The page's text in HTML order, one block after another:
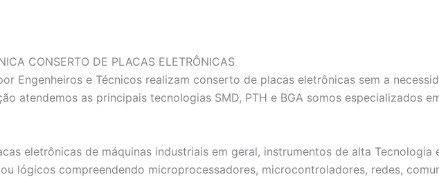
CONSERTO DE PLACAS ELETRÔNICAS
Engenheiros e Técnicos realizam conserto de placas eletrônicas sem a
atendemos as principais tecnologias SMD, PTH e BGA somos especializados
eletrônicas de máquinas industriais em geral, instrumentos de alta
lógicos compreendendo microprocessadores, microcontroladores, redes,